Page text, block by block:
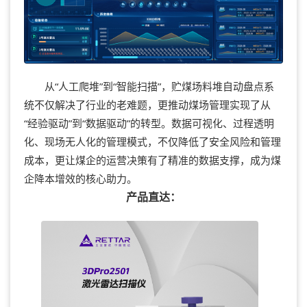
从“人工爬堆”到“智能扫描”，贮煤场料堆自动盘点系
统不仅解决了行业的老难题，更推动煤场管理实现了从
“经验驱动”到“数据驱动”的转型。数据可视化、过程透明
化、现场无人化的管理模式，不仅降低了安全风险和管理
成本，更让煤企的运营决策有了精准的数据支撑，成为煤
企降本增效的核心助力。
产品直达：